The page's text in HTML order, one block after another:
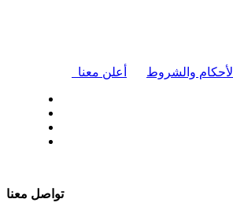
أعلن معنا الأحكام والشروط
تواصل معنا